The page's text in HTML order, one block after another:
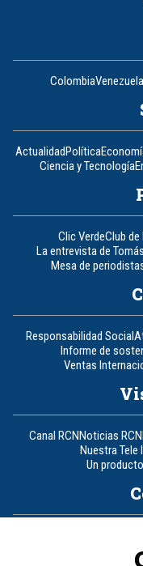
ColombiaVenezuela
ActualidadPolítica
Ciencia y Tecnología
Clic VerdeClub de
La entrevista de
Mesa de
Responsabilidad Social
Informe de
Ventas
Canal RCNNoticias RCN
Nuestra Tele
Un